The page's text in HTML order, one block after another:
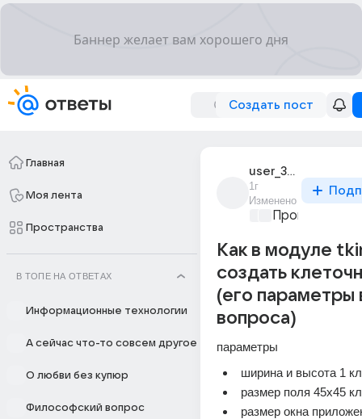
Создать пост
Главная
Моя лента
Пространства
В ТОПЕ НА ОТВЕТАХ
Информационные технологии
А сейчас что-то совсем другое
О любви без купюр
Философский вопрос
user_306190773
1г
Изменено
Как в модуле
создать
(его параметры
вопроса)
параметры
ширина и высота 1
размер поля 45х45
размер окна